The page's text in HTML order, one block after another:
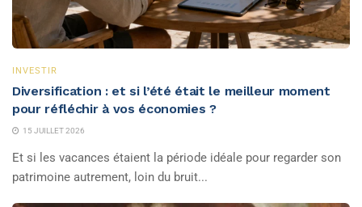
INVESTIR
Diversification : et si l’été était le meilleur moment
pour réfléchir à vos économies ?
15 JUILLET 2026
Et si les vacances étaient la période idéale pour regarder son
patrimoine autrement, loin du bruit...